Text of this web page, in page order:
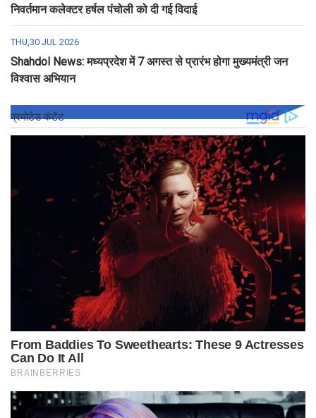
निवर्तमान कलेक्टर हर्षल पंचोली को दी गई विदाई
THU,30 JUL 2026
Shahdol News: मध्यप्रदेश में 7 अगस्त से प्रारंभ होगा मुख्यमंत्री जन
विश्वास अभियान